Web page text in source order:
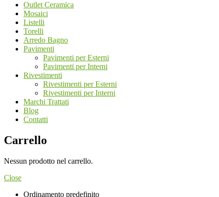
Outlet Ceramica
Mosaici
Listelli
Torelli
Arredo Bagno
Pavimenti
Pavimenti per Esterni
Pavimenti per Interni
Rivestimenti
Rivestimenti per Esterni
Rivestimenti per Interni
Marchi Trattati
Blog
Contatti
Carrello
Nessun prodotto nel carrello.
Close
Ordinamento predefinito